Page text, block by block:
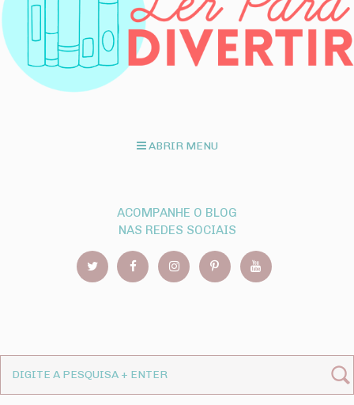
ABRIR MENU
ACOMPANHE O BLOG
NAS REDES SOCIAIS